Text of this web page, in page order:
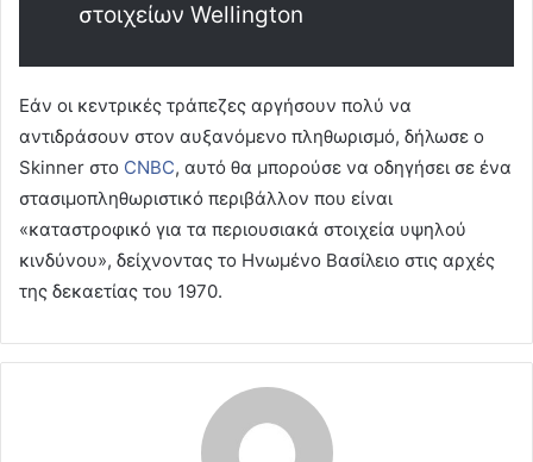
στοιχείων Wellington
Εάν οι κεντρικές τράπεζες αργήσουν πολύ να
αντιδράσουν στον αυξανόμενο πληθωρισμό, δήλωσε ο
Skinner στο CNBC, αυτό θα μπορούσε να οδηγήσει σε ένα
στασιμοπληθωριστικό περιβάλλον που είναι
«καταστροφικό για τα περιουσιακά στοιχεία υψηλού
κινδύνου», δείχνοντας το Ηνωμένο Βασίλειο στις αρχές
της δεκαετίας του 1970.